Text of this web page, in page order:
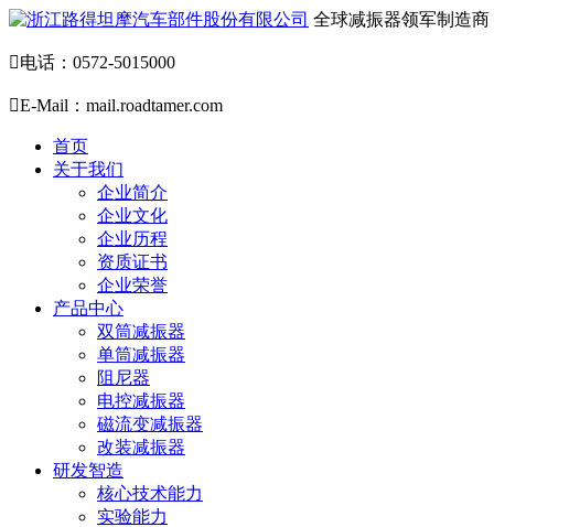
全球减振器领军制造商
电话：0572-5015000
E-Mail：mail.roadtamer.com
首页
关于我们
企业简介
企业文化
企业历程
资质证书
企业荣誉
产品中心
双筒减振器
单筒减振器
阻尼器
电控减振器
磁流变减振器
改装减振器
研发智造
核心技术能力
实验能力